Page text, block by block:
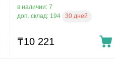
в наличии: 7
доп. склад: 194
30 дней
₸10 221